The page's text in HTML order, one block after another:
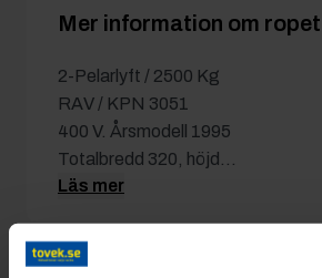
Mer information om ropet
2-Pelarlyft / 2500 Kg
RAV / KPN 3051
400 V. Årsmodell 1995
Totalbredd 320, höjd...
Läs mer